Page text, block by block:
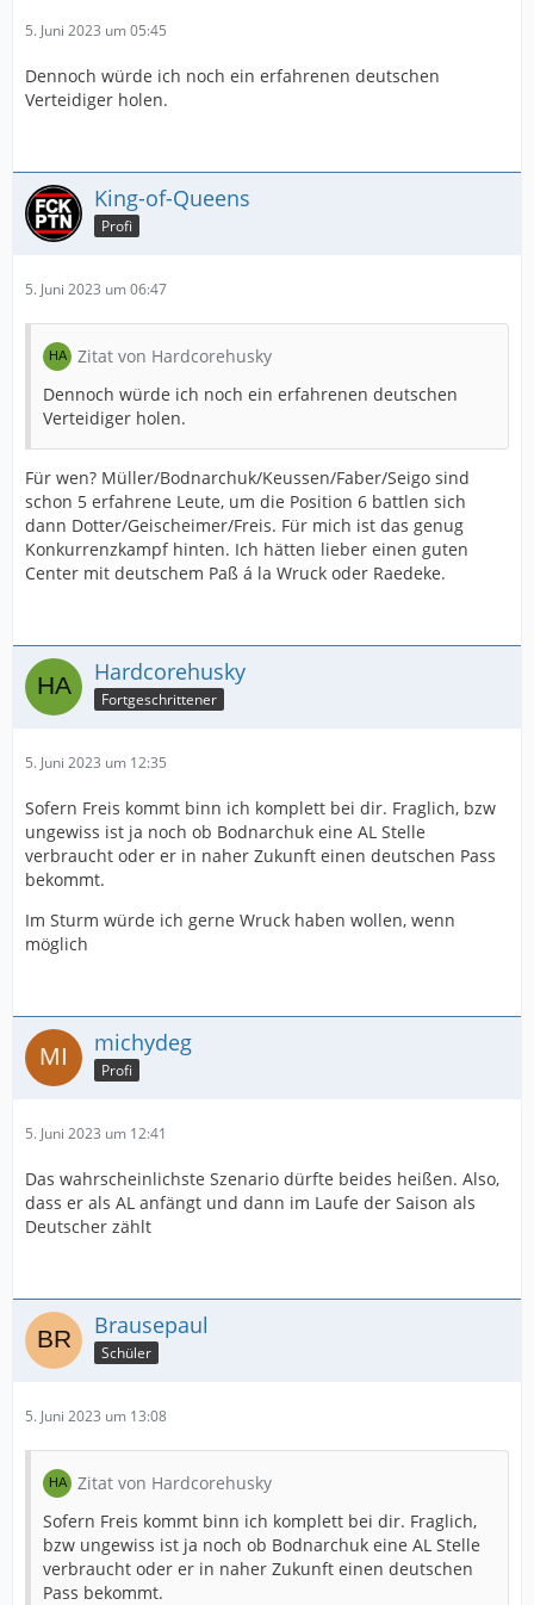
5. Juni 2023 um 05:45
Dennoch würde ich noch ein erfahrenen deutschen
Verteidiger holen.
King-of-Queens
Profi
5. Juni 2023 um 06:47
Zitat von Hardcorehusky
Dennoch würde ich noch ein erfahrenen deutschen
Verteidiger holen.
Für wen? Müller/Bodnarchuk/Keussen/Faber/Seigo sind
schon 5 erfahrene Leute, um die Position 6 battlen sich
dann Dotter/Geischeimer/Freis. Für mich ist das genug
Konkurrenzkampf hinten. Ich hätten lieber einen guten
Center mit deutschem Paß á la Wruck oder Raedeke.
Hardcorehusky
Fortgeschrittener
5. Juni 2023 um 12:35
Sofern Freis kommt binn ich komplett bei dir. Fraglich, bzw
ungewiss ist ja noch ob Bodnarchuk eine AL Stelle
verbraucht oder er in naher Zukunft einen deutschen Pass
bekommt.
Im Sturm würde ich gerne Wruck haben wollen, wenn
möglich
michydeg
Profi
5. Juni 2023 um 12:41
Das wahrscheinlichste Szenario dürfte beides heißen. Also,
dass er als AL anfängt und dann im Laufe der Saison als
Deutscher zählt
Brausepaul
Schüler
5. Juni 2023 um 13:08
Zitat von Hardcorehusky
Sofern Freis kommt binn ich komplett bei dir. Fraglich,
bzw ungewiss ist ja noch ob Bodnarchuk eine AL Stelle
verbraucht oder er in naher Zukunft einen deutschen
Pass bekommt.